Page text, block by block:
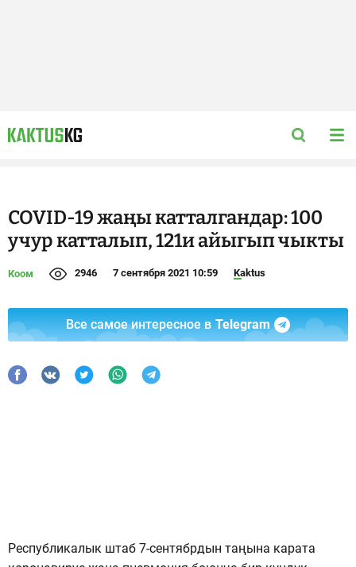
COVID-19 жаңы катталгандар: 100
учур катталып, 121и айыгып чыкты
Коом 2946 7 сентября 2021 10:59 Kaktus
Все самое интересное в Telegram
Республикалык штаб 7-сентябрдын таңына карата